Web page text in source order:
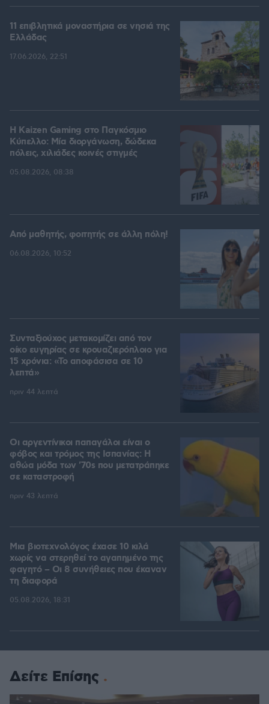
11 επιβλητικά μοναστήρια σε νησιά της
Ελλάδας
17.06.2026, 22:51
H Kaizen Gaming στο Παγκόσμιο
Kύπελλο: Μία διοργάνωση, δώδεκα
πόλεις, χιλιάδες κοινές στιγμές
05.08.2026, 08:38
Από μαθητής, φοιτητής σε άλλη πόλη!
06.08.2026, 10:52
Συνταξιούχος μετακομίζει από τον
οίκο ευγηρίας σε κρουαζιερόπλοιο για
15 χρόνια: «Το αποφάσισα σε 10
λεπτά»
πριν 44 λεπτά
Οι αργεντίνικοι παπαγάλοι είναι ο
φόβος και τρόμος της Ισπανίας: Η
αθώα μόδα των '70s που μετατράπηκε
σε καταστροφή
πριν 43 λεπτά
Μια βιοτεχνολόγος έχασε 10 κιλά
χωρίς να στερηθεί το αγαπημένο της
φαγητό – Οι 8 συνήθειες που έκαναν
τη διαφορά
05.08.2026, 18:31
Δείτε Επίσης